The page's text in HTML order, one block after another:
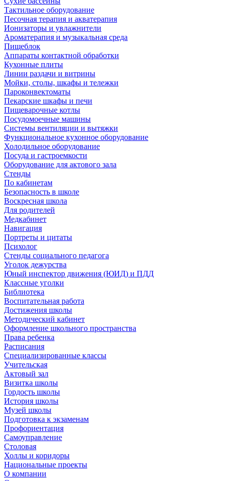
Тактильное оборудование
Песочная терапия и акватерапия
Ионизаторы и увлажнители
Ароматерапия и музыкальная среда
Пищеблок
Аппараты контактной обработки
Кухонные плиты
Линии раздачи и витрины
Мойки, столы, шкафы и тележки
Пароконвектоматы
Пекарские шкафы и печи
Пищеварочные котлы
Посудомоечные машины
Системы вентиляции и вытяжки
Функциональное кухонное оборудование
Холодильное оборудование
Посуда и гастроемкости
Оборудование для актового зала
Стенды
По кабинетам
Безопасность в школе
Воскресная школа
Для родителей
Медкабинет
Навигация
Портреты и цитаты
Психолог
Стенды социального педагога
Уголок дежурства
Юный инспектор движения (ЮИД) и ПДД
Классные уголки
Библиотека
Воспитательная работа
Достижения школы
Методический кабинет
Оформление школьного пространства
Права ребенка
Расписания
Специализированные классы
Учительская
Актовый зал
Визитка школы
Гордость школы
История школы
Музей школы
Подготовка к экзаменам
Профориентация
Самоуправление
Столовая
Холлы и коридоры
Национальные проекты
О компании